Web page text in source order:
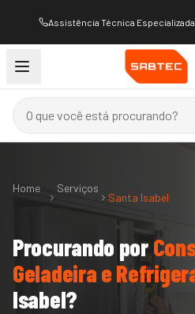
Assistência Técnica Especializada
Home Serviços
Santa Isabel
Procurando por
Geladeira e
Isabel?